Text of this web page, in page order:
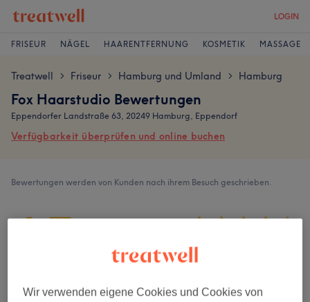
LOGIN
FRISEUR NÄGEL HAARENTFERNUNG KOSMETIK MASSAGE
Treatwell > Friseur > Hamburg und Umland > Hamburg
Fox Haarstudio Bewertungen
Eppendorfer Landstraße 63, 20249 Hamburg, Eppendorf
Verfügbarkeit überprüfen und online buchen
Bewertungen werden von Kunden nach ihrem Besuch geschrieben.
4,7
Wir verwenden eigene Cookies und Cookies von